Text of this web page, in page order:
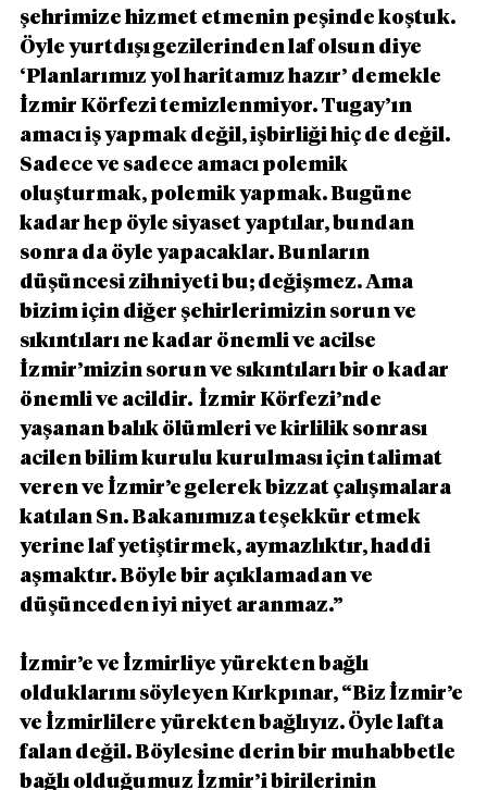
şehrimize hizmet etmenin peşinde koştuk.
Öyle yurtdışı gezilerinden laf olsun diye
‘Planlarımız yol haritamız hazır’ demekle
İzmir Körfezi temizlenmiyor. Tugay’ın
amacı iş yapmak değil, işbirliği hiç de değil.
Sadece ve sadece amacı polemik
oluşturmak, polemik yapmak. Bugüne
kadar hep öyle siyaset yaptılar, bundan
sonra da öyle yapacaklar. Bunların
düşüncesi zihniyeti bu; değişmez. Ama
bizim için diğer şehirlerimizin sorun ve
sıkıntıları ne kadar önemli ve acilse
İzmir’mizin sorun ve sıkıntıları bir o kadar
önemli ve acildir.  İzmir Körfezi’nde
yaşanan balık ölümleri ve kirlilik sonrası
acilen bilim kurulu kurulması için talimat
veren ve İzmir’e gelerek bizzat çalışmalara
katılan Sn. Bakanımıza teşekkür etmek
yerine laf yetiştirmek, aymazlıktır, haddi
aşmaktır. Böyle bir açıklamadan ve
düşünceden iyi niyet aranmaz.”
İzmir’e ve İzmirliye yürekten bağlı
olduklarını söyleyen Kırkpınar, “Biz İzmir’e
ve İzmirlilere yürekten bağlıyız. Öyle lafta
falan değil. Böylesine derin bir muhabbetle
bağlı olduğumuz İzmir’i birilerinin